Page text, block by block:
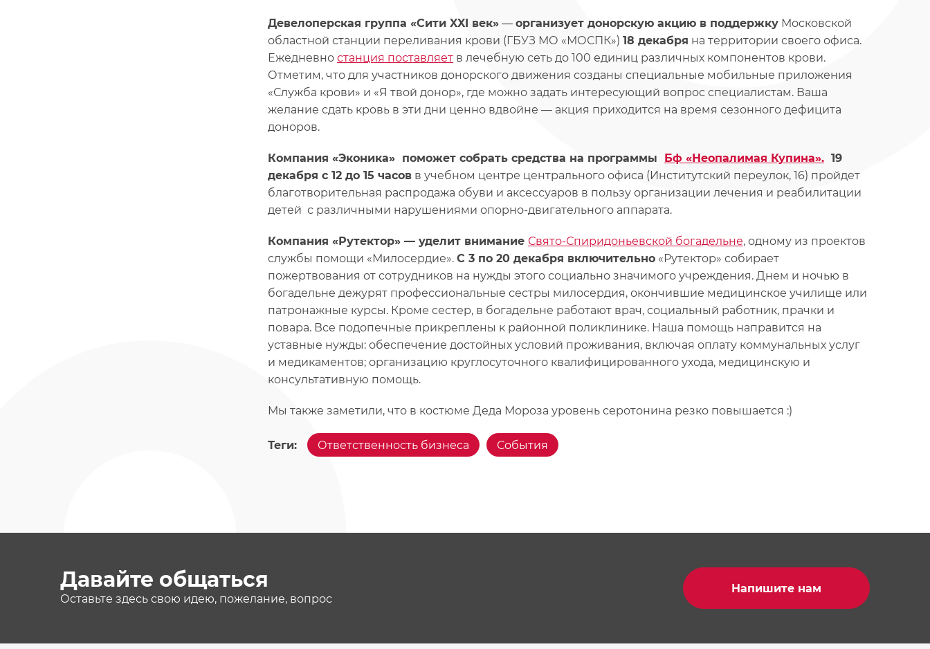
Девелоперская группа «Сити XXI век» — организует донорскую акцию в поддержку Московской
областной станции переливания крови (ГБУЗ МО «МОСПК») 18 декабря на территории своего офиса.
Ежедневно станция поставляет в лечебную сеть до 100 единиц различных компонентов крови.
Отметим, что для участников донорского движения созданы специальные мобильные приложения
«Служба крови» и «Я твой донор», где можно задать интересующий вопрос специалистам. Ваша
желание сдать кровь в эти дни ценно вдвойне — акция приходится на время сезонного дефицита
доноров.
Компания «Эконика» поможет собрать средства на программы Бф «Неопалимая Купина». 19
декабря с 12 до 15 часов в учебном центре центрального офиса (Институтский переулок, 16) пройдет
благотворительная распродажа обуви и аксессуаров в пользу организации лечения и реабилитации
детей с различными нарушениями опорно-двигательного аппарата.
Компания «Рутектор» — уделит внимание Свято-Спиридоньевской богадельне, одному из проектов
службы помощи «Милосердие». С 3 по 20 декабря включительно «Рутектор» собирает
пожертвования от сотрудников на нужды этого социально значимого учреждения. Днем и ночью в
богадельне дежурят профессиональные сестры милосердия, окончившие медицинское училище или
патронажные курсы. Кроме сестер, в богадельне работают врач, социальный работник, прачки и
повара. Все подопечные прикреплены к районной поликлинике. Наша помощь направится на
уставные нужды: обеспечение достойных условий проживания, включая оплату коммунальных услуг
и медикаментов; организацию круглосуточного квалифицированного ухода, медицинскую и
консультативную помощь.
Мы также заметили, что в костюме Деда Мороза уровень серотонина резко повышается :)
Теги: Ответственность бизнеса События
Давайте общаться
Оставьте здесь свою идею, пожелание, вопрос
Напишите нам